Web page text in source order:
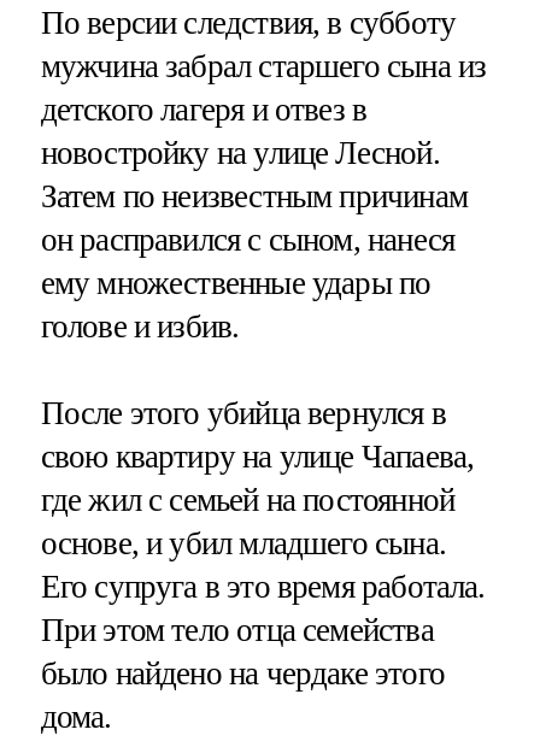
По версии следствия, в субботу
мужчина забрал старшего сына из
детского лагеря и отвез в
новостройку на улице Лесной.
Затем по неизвестным причинам
он расправился с сыном, нанеся
ему множественные удары по
голове и избив.
После этого убийца вернулся в
свою квартиру на улице Чапаева,
где жил с семьей на постоянной
основе, и убил младшего сына.
Его супруга в это время работала.
При этом тело отца семейства
было найдено на чердаке этого
дома.